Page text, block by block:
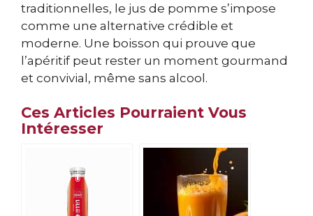
traditionnelles, le jus de pomme s’impose
comme une alternative crédible et
moderne. Une boisson qui prouve que
l’apéritif peut rester un moment gourmand
et convivial, même sans alcool.
Ces Articles Pourraient Vous
Intéresser